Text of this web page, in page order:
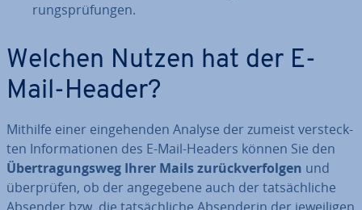
rungs­prü­fun­gen.
Welchen Nutzen hat der E-
Mail-Header?
Mithilfe einer ein­ge­hen­den Analyse der zumeist ver­steck­
ten In­for­ma­tio­nen des E-Mail-Headers können Sie den
Über­tra­gungs­weg Ihrer Mails zu­rück­ver­fol­gen und
über­prü­fen, ob der an­ge­ge­be­ne auch der tat­säch­li­che